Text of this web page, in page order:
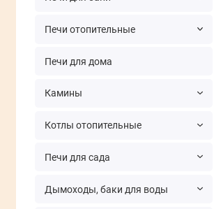
Печи отопительные
Печи для дома
Камины
Котлы отопительные
Печи для сада
Дымоходы, баки для воды